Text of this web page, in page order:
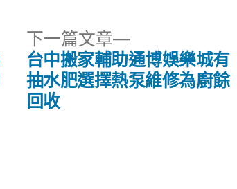
下一篇文章
下
一
篇
台中搬家輔助通博娛樂城有
抽水肥選擇熱泵維修為廚餘
回收